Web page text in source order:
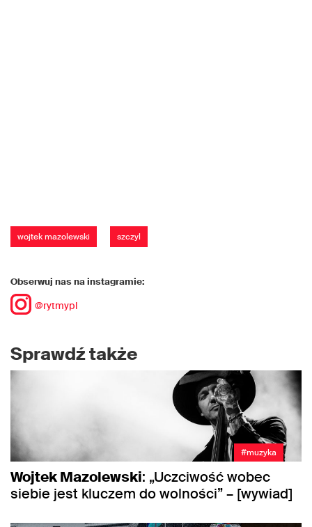
wojtek mazolewski szczyl
Obserwuj nas na instagramie:
@rytmypl
Sprawdź także
#muzyka
Wojtek Mazolewski: „Uczciwość wobec
siebie jest kluczem do wolności” – [wywiad]